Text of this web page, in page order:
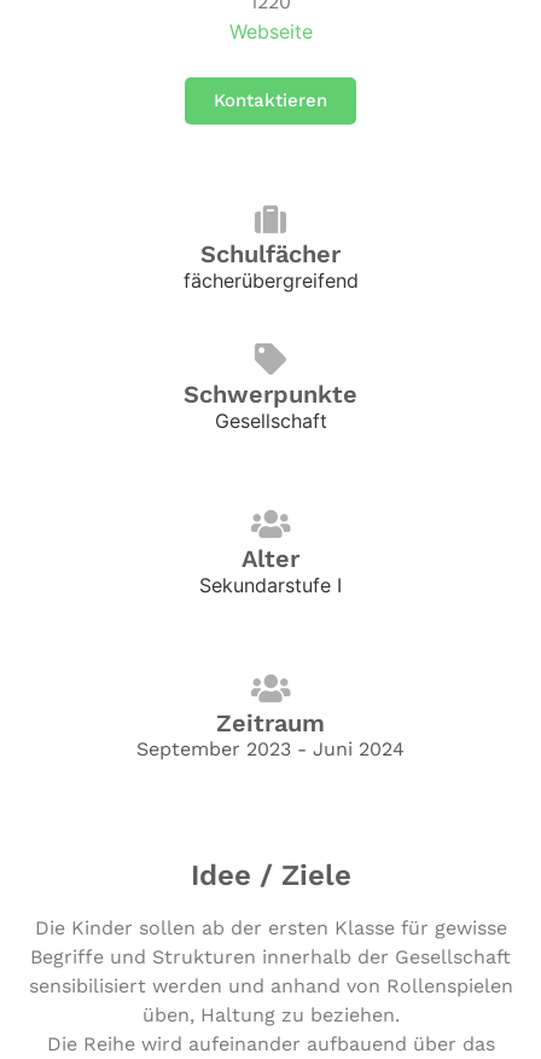
Webseite
Kontaktieren
Schulfächer
fächerübergreifend
Schwerpunkte
Gesellschaft
Alter
Sekundarstufe I
Zeitraum
September 2023 - Juni 2024
Idee / Ziele
Die Kinder sollen ab der ersten Klasse für gewisse
Begriffe und Strukturen innerhalb der Gesellschaft
sensibilisiert werden und anhand von Rollenspielen
üben, Haltung zu beziehen.
Die Reihe wird aufeinander aufbauend über das